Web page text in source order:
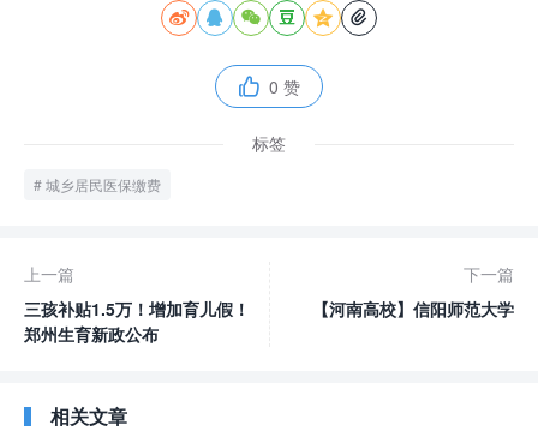
     
 0 赞
标签
城乡居民医保缴费
上一篇
三孩补贴1.5万！增加育儿假！
郑州生育新政公布
下一篇
【河南高校】信阳师范大学
相关文章